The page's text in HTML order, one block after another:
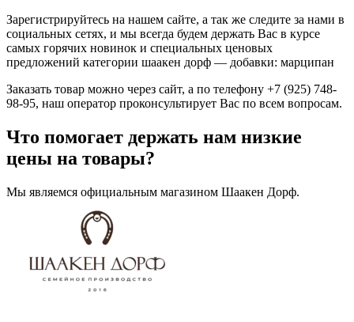
Зарегистрируйтесь на нашем сайте, а так же следите за нами в
социальных сетях, и мы всегда будем держать Вас в курсе
самых горячих новинок и специальных ценовых
предложений категории шаакен дорф — добавки: марципан
Заказать товар можно через сайт, а по телефону +7 (925) 748-
98-95, наш оператор проконсультирует Вас по всем вопросам.
Что помогает держать нам низкие
цены на товары?
Мы являемся официальным магазином Шаакен Дорф.